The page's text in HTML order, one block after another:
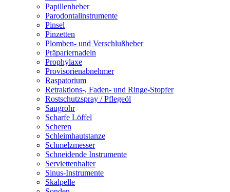
Papillenheber
Parodontalinstrumente
Pinsel
Pinzetten
Plomben- und Verschlußheber
Präpariernadeln
Prophylaxe
Provisorienabnehmer
Raspatorium
Retraktions-, Faden- und Ringe-Stopfer
Rostschutzspray / Pflegeöl
Saugrohr
Scharfe Löffel
Scheren
Schleimhautstanze
Schmelzmesser
Schneidende Instrumente
Serviettenhalter
Sinus-Instrumente
Skalpelle